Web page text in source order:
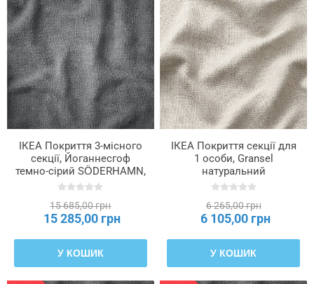
ІКЕА Покриття 3-місного
секції, Йоганнесгоф
темно-сірий SÖDERHAMN,
706.294.17
15 685,00 грн
15 285,00 грн
У КОШИК
ІКЕА Покриття секції для
1 особи, Gransel
натуральний
SÖDERHAMN, 306.302.67
6 265,00 грн
6 105,00 грн
У КОШИК